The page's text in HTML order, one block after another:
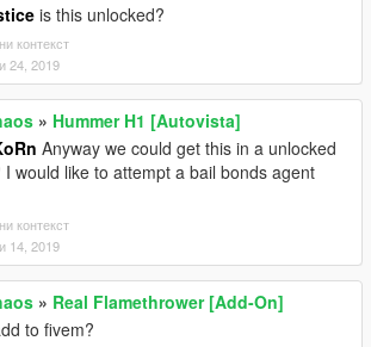
is this unlocked?
контекст
24, 2019
» Hummer H1 [Autovista]
Anyway we could get this in a unlocked
I would like to attempt a bail bonds agent
контекст
14, 2019
» Real Flamethrower [Add-On]
to fivem?